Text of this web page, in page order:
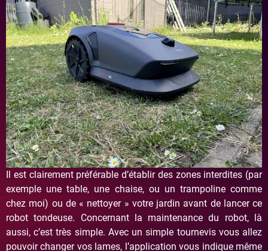
Il est clairement préférable d’établir des zones interdites (par
exemple une table, une chaise, ou un trampoline comme
chez moi) ou de « nettoyer » votre jardin avant de lancer ce
robot tondeuse. Concernant la maintenance du robot, là
aussi, c’est très simple. Avec un simple tournevis vous allez
pouvoir changer vos lames, l’application vous indique même